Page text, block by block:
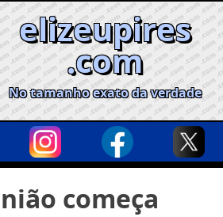
elizeupires
.com
No tamanho exato da verdade
começa